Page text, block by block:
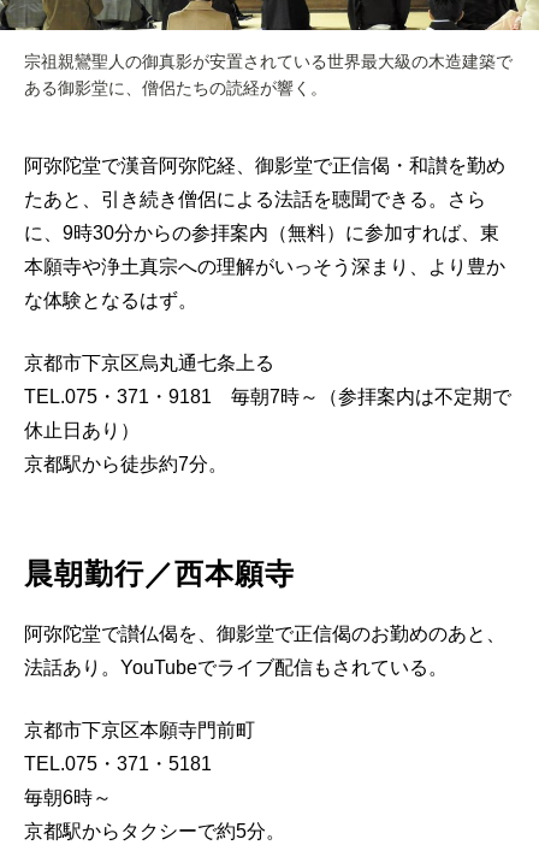
宗祖親鸞聖人の御真影が安置されている世界最大級の木造建築で
ある御影堂に、僧侶たちの読経が響く。
阿弥陀堂で漢音阿弥陀経、御影堂で正信偈・和讃を勤め
たあと、引き続き僧侶による法話を聴聞できる。さら
に、9時30分からの参拝案内（無料）に参加すれば、東
本願寺や浄土真宗への理解がいっそう深まり、より豊か
な体験となるはず。
京都市下京区烏丸通七条上る
TEL.075・371・9181 毎朝7時～（参拝案内は不定期で
休止日あり）
京都駅から徒歩約7分。
晨朝勤行／西本願寺
阿弥陀堂で讃仏偈を、御影堂で正信偈のお勤めのあと、
法話あり。YouTubeでライブ配信もされている。
京都市下京区本願寺門前町
TEL.075・371・5181
毎朝6時～
京都駅からタクシーで約5分。